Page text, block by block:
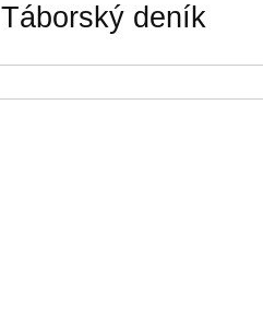
Táborský deník